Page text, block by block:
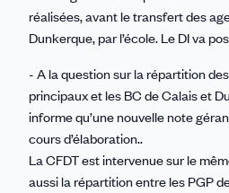
réalisées, avant le transfert des
Dunkerque, par l’école. Le DI va
- A la question sur la répartition
principaux et les BC de Calais et
informe qu’une nouvelle note
cours d’élaboration..
La CFDT est intervenue sur le
aussi la répartition entre les PGP